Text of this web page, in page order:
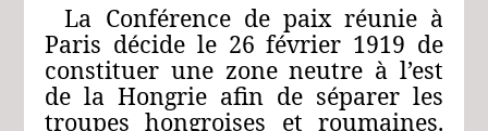
La Conférence de paix réunie à
Paris décide le 26 février 1919 de
constituer une zone neutre à l’est
de la Hongrie afin de séparer les
troupes hongroises et roumaines.